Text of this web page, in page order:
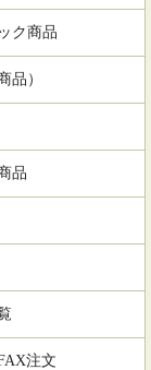
ク商品
品）
品
注文